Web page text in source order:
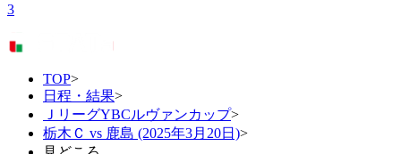
3
TOP>
日程・結果>
ＪリーグYBCルヴァンカップ>
栃木Ｃ vs 鹿島 (2025年3月20日)>